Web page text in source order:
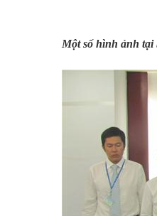
Một số hình ảnh tại